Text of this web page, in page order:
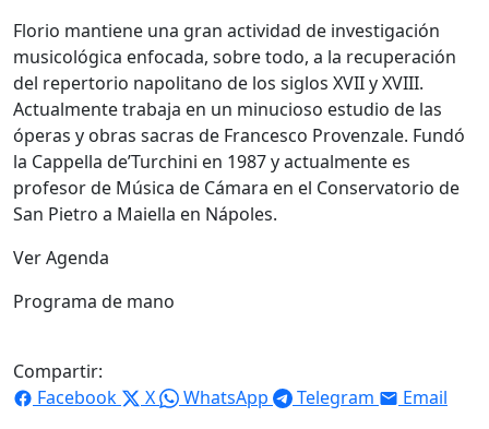
Florio mantiene una gran actividad de investigación
musicológica enfocada, sobre todo, a la recuperación
del repertorio napolitano de los siglos XVII y XVIII.
Actualmente trabaja en un minucioso estudio de las
óperas y obras sacras de Francesco Provenzale. Fundó
la Cappella de’Turchini en 1987 y actualmente es
profesor de Música de Cámara en el Conservatorio de
San Pietro a Maiella en Nápoles.
Ver Agenda
Programa de mano
Compartir:
Facebook
X WhatsApp Telegram Email